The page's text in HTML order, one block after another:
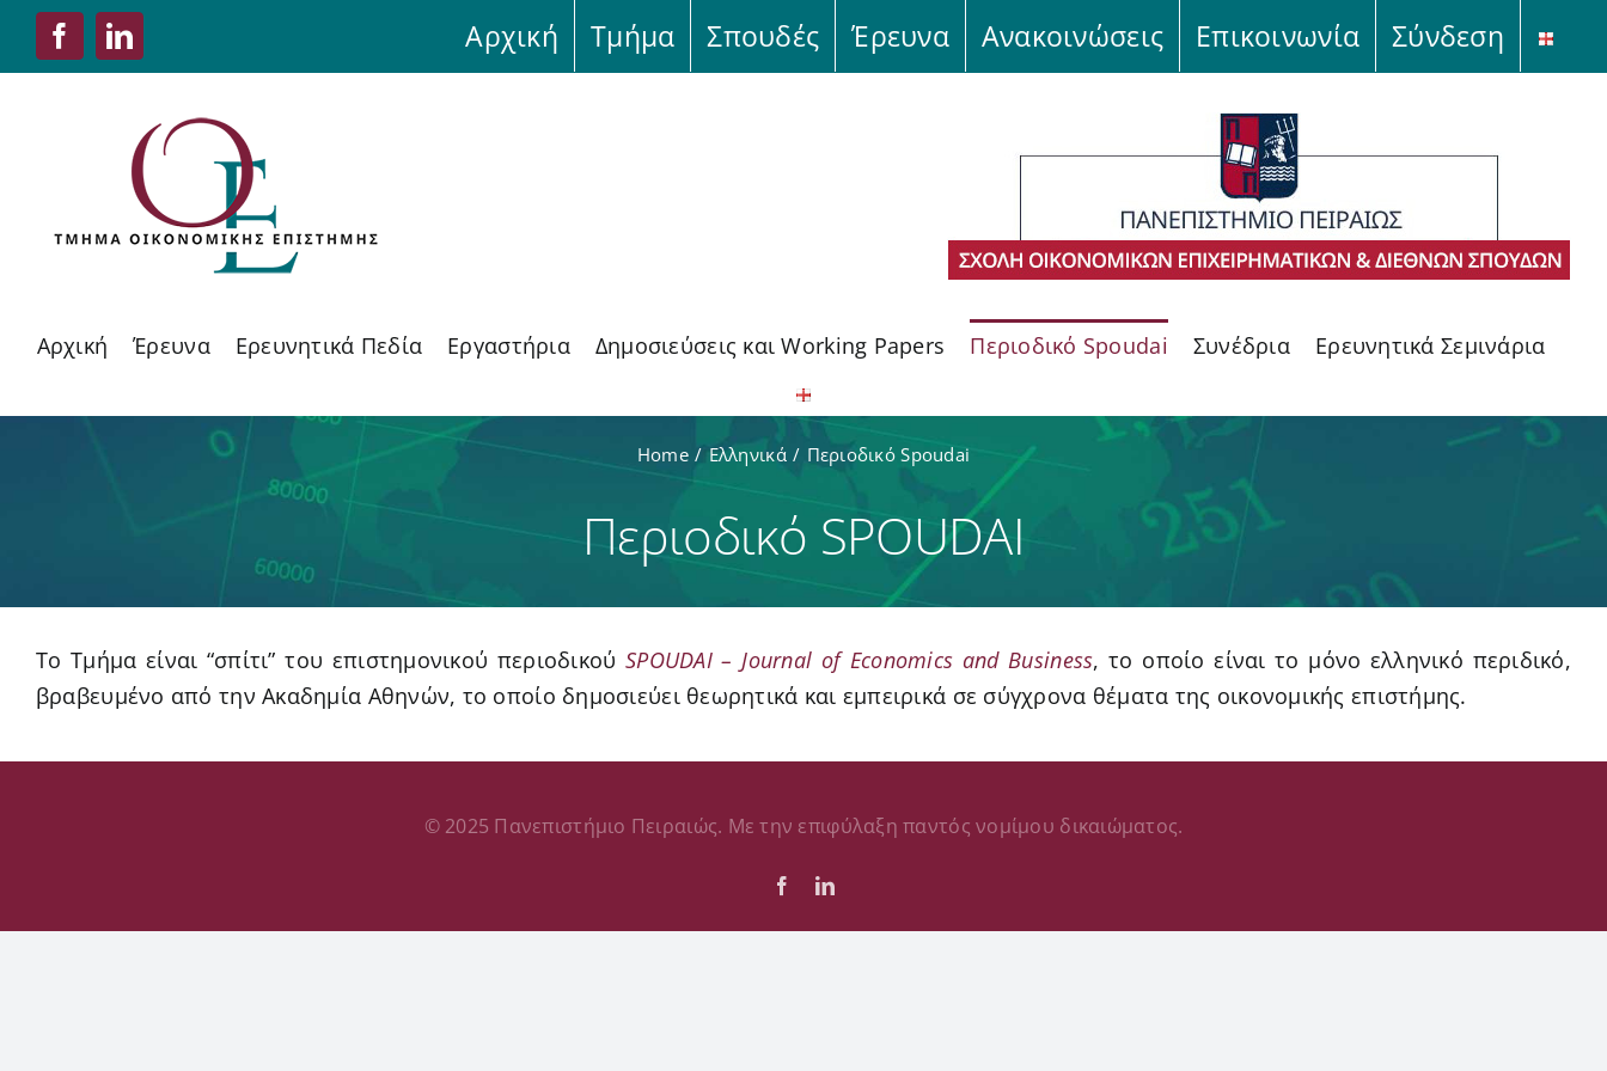
Skip
FacebookLinkedIn Αρχική Τμήμα Σπουδές Έρευνα Ανακοινώσεις Επικοινωνία Σύνδεση
Αρχική Έρευνα Ερευνητικά Πεδία Εργαστήρια Δημοσιεύσεις και Working Papers Περιοδικό Spoudai Συνέδρια Ερευνητικά Σεμινάρια
Home Ελληνικά Περιοδικό Spoudai
Περιοδικό SPOUDAI
Το Τμήμα είναι “σπίτι” του επιστημονικού περιοδικούSPOUDAI – Journal of Economics and Business, το οποίο είναι το μόνο ελληνικό περιδικό,
βραβευμένο από την Ακαδημία Αθηνών, το οποίο δημοσιεύει θεωρητικά και εμπειρικά σε σύγχρονα θέματα της οικονομικής επιστήμης.
© 2025 Πανεπιστήμιο Πειραιώς. Με την επιφύλαξη παντός νομίμου δικαιώματος.
FacebookLinkedIn